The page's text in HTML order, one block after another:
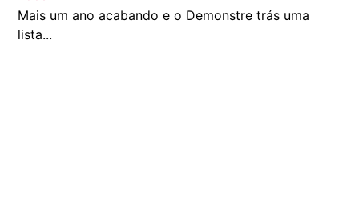
Mais um ano acabando e o Demonstre trás uma
lista...